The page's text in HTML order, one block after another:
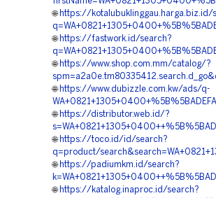
🌐 https://kotalubuklinggau.harga.biz.id/
🌐 https://fastwork.id/search?
🌐 https://www.shop.com.mm/catalog/?
🌐 https://www.dubizzle.com.kw/ads/q-
🌐 https://distributor.web.id/?
🌐 https://toco.id/id/search?
q=product/
🌐 https://padiumkm.id/search?
🌐 https://katalog.inaproc.id/search?